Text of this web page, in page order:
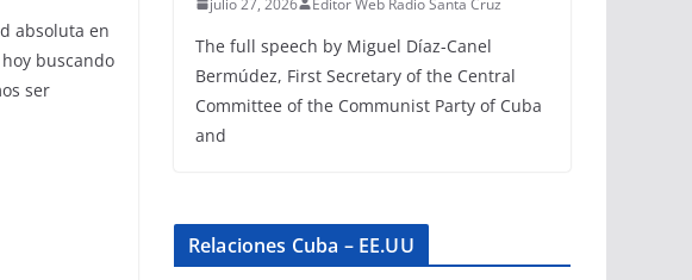
absoluta en
buscando
ser
The full speech by Miguel Díaz-Canel
Bermúdez, First Secretary of the Central
Committee of the Communist Party of Cuba
and
Relaciones Cuba – EE.UU